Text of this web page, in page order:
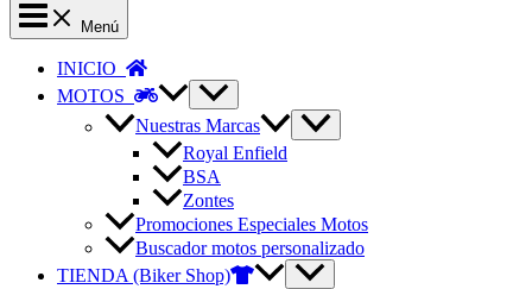
Menú
INICIO
MOTOS
Nuestras Marcas
Royal Enfield
BSA
Zontes
Promociones Especiales Motos
Buscador motos personalizado
TIENDA (Biker Shop)